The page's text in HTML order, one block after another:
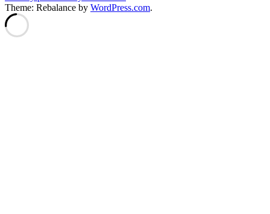
Theme: Rebalance by WordPress.com.